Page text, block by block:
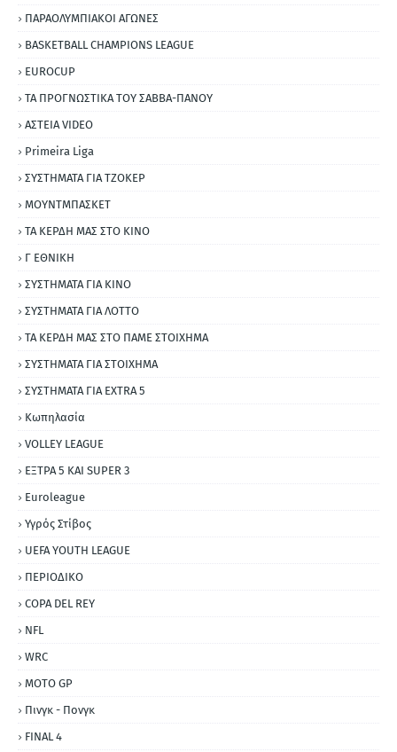
ΠΑΡΑΟΛΥΜΠΙΑΚΟΙ ΑΓΩΝΕΣ
BASKETBALL CHAMPIONS LEAGUE
EUROCUP
ΤΑ ΠΡΟΓΝΩΣΤΙΚΑ ΤΟΥ ΣΑΒΒΑ-ΠΑΝΟΥ
ΑΣΤΕΙΑ VIDEO
Primeira Liga
ΣΥΣΤΗΜΑΤΑ ΓΙΑ ΤΖΟΚΕΡ
ΜΟΥΝΤΜΠΑΣΚΕΤ
ΤΑ ΚΕΡΔΗ ΜΑΣ ΣΤΟ ΚΙΝΟ
Γ ΕΘΝΙΚΗ
ΣΥΣΤΗΜΑΤΑ ΓΙΑ ΚΙΝΟ
ΣΥΣΤΗΜΑΤΑ ΓΙΑ ΛΟΤΤΟ
ΤΑ ΚΕΡΔΗ ΜΑΣ ΣΤΟ ΠΑΜΕ ΣΤΟΙΧΗΜΑ
ΣΥΣΤΗΜΑΤΑ ΓΙΑ ΣΤΟΙΧΗΜΑ
ΣΥΣΤΗΜΑΤΑ ΓΙΑ ΕΧΤRΑ 5
Κωπηλασία
VOLLEY LEAGUE
ΕΞΤΡΑ 5 ΚΑΙ SUPER 3
Εuroleague
Υγρός Στίβος
UEFA YOUTH LEAGUE
ΠΕΡΙΟΔΙΚΟ
COPA DEL REY
NFL
WRC
MOTO GP
Πινγκ - Πονγκ
FINAL 4